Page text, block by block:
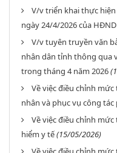
V/v triển khai thực
ngày 24/4/2026 của
V/v tuyên truyền văn
nhân dân tỉnh thông qua
trong tháng 4 năm 2026
Về việc điều chỉnh
nhân và phục vụ công
Về việc điều chỉnh
hiểm y tế(15/05/2026)